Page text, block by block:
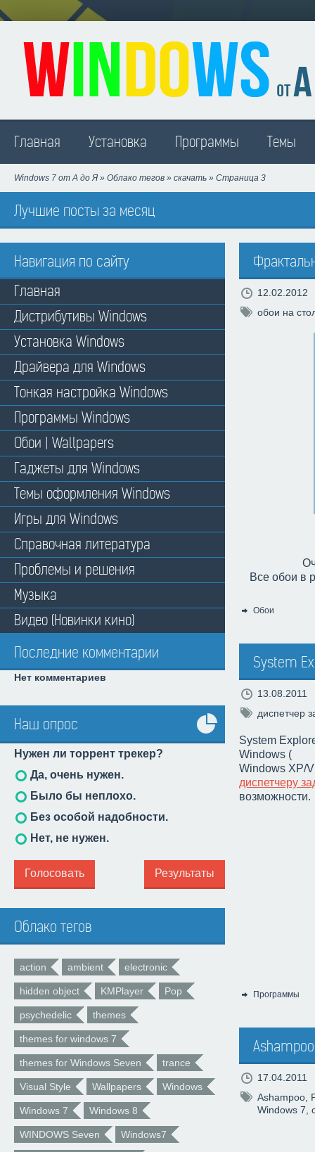
Главная Установка Программы Темы
Windows 7 от А до Я » Облако тегов » скачать » Страница 3
Лучшие посты за месяц
Навигация по сайту
Главная
Дистрибутивы Windows
Установка Windows
Драйвера для Windows
Тонкая настройка Windows
Программы Windows
Обои | Wallpapers
Гаджеты для Windows
Темы оформления Windows
Игры для Windows
Справочная литература
Проблемы и решения
Музыка
Видео (Новинки кино)
Последние комментарии
Нет комментариев
Наш опрос
Все
опросы
Нужен ли торрент трекер?
Да, очень нужен.
Было бы неплохо.
Без особой надобности.
Нет, не нужен.
Голосовать Результаты
Облако тегов
action ambient electronic
hidden object KMPlayer Pop
psychedelic themes
themes for windows 7
themes for Windows Seven trance
Visual Style Wallpapers Windows
Windows 7 Windows 8
WINDOWS Seven Windows7
12.02.2012
обои на
Все обои в
Обои
System
13.08.2011
диспетчер
System
Windows (
Windows XP/
диспетчеру
возможности.
Программы
17.04.2011
Ashampoo
Windows 7